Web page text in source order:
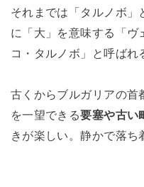
それまでは「タルノボ
に「大」を意味する「ヴ
コ・タルノボ」と呼ばれ
古くからブルガリアの首
を一望できる要塞や古い
きが楽しい。静かで落ち